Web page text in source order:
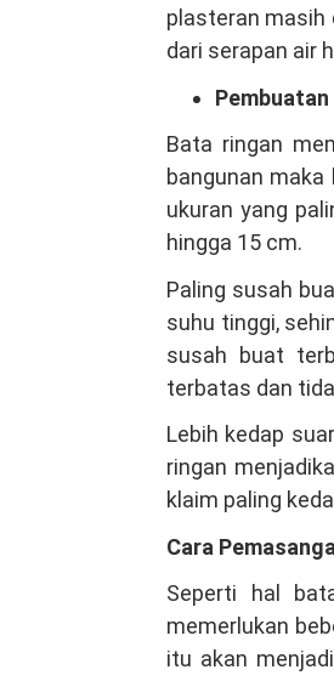
plasteran masih
dari serapan air
Bata ringan
bangunan
ukuran yang
hingga 15 cm.
Paling susah
suhu tinggi,
susah buat
terbatas dan
Lebih kedap
ringan
klaim paling
Cara
Seperti hal
memerlukan
itu akan